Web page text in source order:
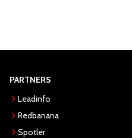
PARTNERS
Leadinfo
Redbanana
Spotler